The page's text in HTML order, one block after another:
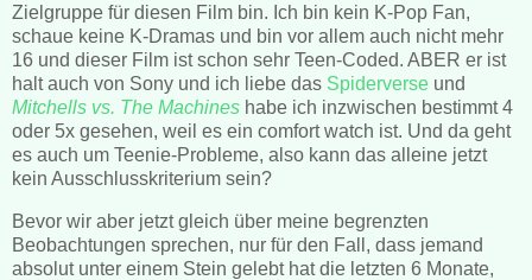
Zielgruppe für diesen Film bin. Ich bin kein K-Pop Fan,
schaue keine K-Dramas und bin vor allem auch nicht mehr
16 und dieser Film ist schon sehr Teen-Coded. ABER er ist
halt auch von Sony und ich liebe das Spiderverse und
Mitchells vs. The Machines habe ich inzwischen bestimmt 4
oder 5x gesehen, weil es ein comfort watch ist. Und da geht
es auch um Teenie-Probleme, also kann das alleine jetzt
kein Ausschlusskriterium sein?
Bevor wir aber jetzt gleich über meine begrenzten
Beobachtungen sprechen, nur für den Fall, dass jemand
absolut unter einem Stein gelebt hat die letzten 6 Monate,